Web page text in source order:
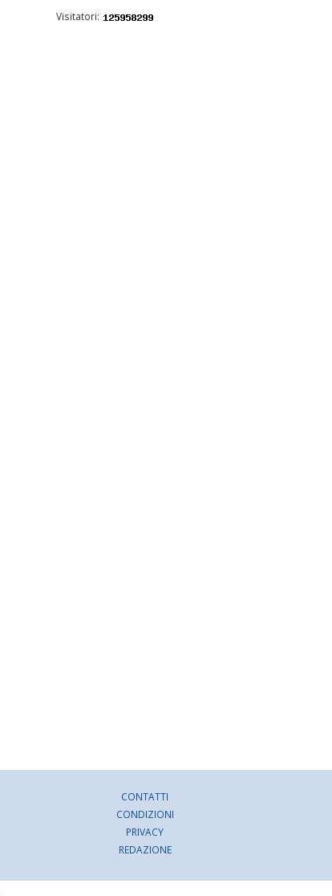
Visitatori:
CONTATTI
CONDIZIONI
PRIVACY
REDAZIONE